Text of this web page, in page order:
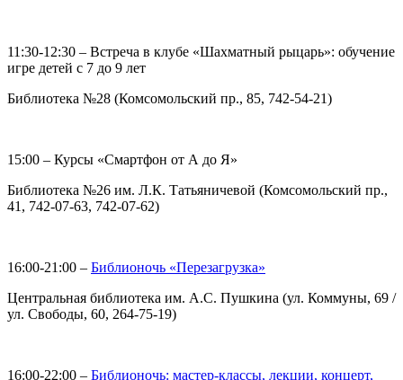
11:30-12:30 – Встреча в клубе «Шахматный рыцарь»: обучение
игре детей с 7 до 9 лет
Библиотека №28 (Комсомольский пр., 85, 742-54-21)
15:00 – Курсы «Смартфон от А до Я»
Библиотека №26 им. Л.К. Татьяничевой (Комсомольский пр.,
41, 742-07-63, 742-07-62)
16:00-21:00 – Библионочь «Перезагрузка»
Центральная библиотека им. А.С. Пушкина (ул. Коммуны, 69 /
ул. Свободы, 60, 264-75-19)
16:00-22:00 – Библионочь: мастер-классы, лекции, концерт,